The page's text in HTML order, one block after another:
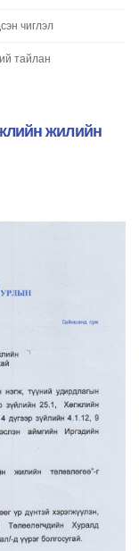
чиглэл
тайлан
жилийн